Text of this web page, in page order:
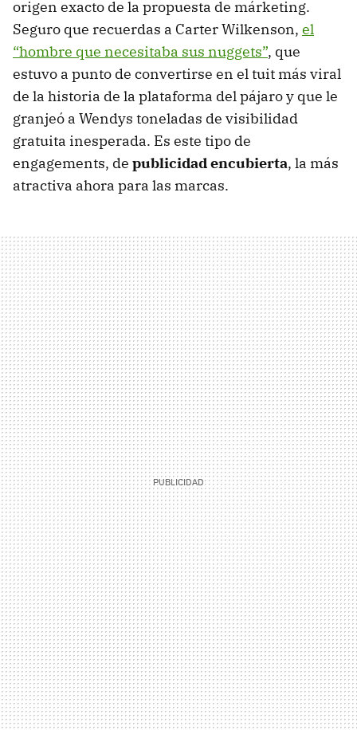
origen exacto de la propuesta de márketing.
Seguro que recuerdas a Carter Wilkenson, el
“hombre que necesitaba sus nuggets”, que
estuvo a punto de convertirse en el tuit más viral
de la historia de la plataforma del pájaro y que le
granjeó a Wendys toneladas de visibilidad
gratuita inesperada. Es este tipo de
engagements, de publicidad encubierta, la más
atractiva ahora para las marcas.